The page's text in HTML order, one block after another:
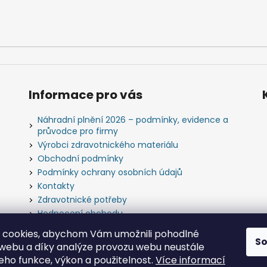
abychom Vám umožnili pohodlné
a díky analýze provozu webu neustále
funkce, výkon a použitelnost. Více informací
Informace pro vás
Náhradní plnění 2026 – podmínky, evidence a
průvodce pro firmy
Výrobci zdravotnického materiálu
Obchodní podmínky
Podmínky ochrany osobních údajů
Kontakty
Zdravotnické potřeby
Hodnocení obchodu
Slovník pojmů